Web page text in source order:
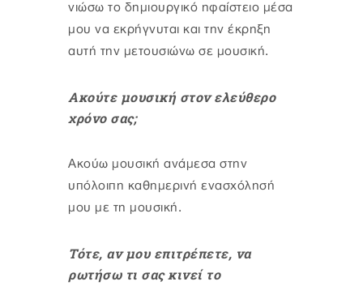
νιώσω το δημιουργικό ηφαίστειο μέσα
μου να εκρήγνυται και την έκρηξη
αυτή την μετουσιώνω σε μουσική.
Ακούτε μουσική στον ελεύθερο
χρόνο σας;
Ακούω μουσική ανάμεσα στην
υπόλοιπη καθημερινή ενασχόλησή
μου με τη μουσική.
Τότε, αν μου επιτρέπετε, να
ρωτήσω τι σας κινεί το